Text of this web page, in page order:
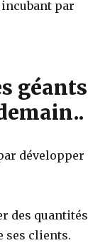
par
géants
développer
des quantités
ses clients.